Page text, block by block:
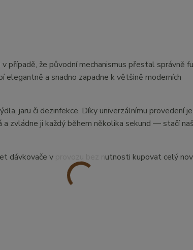
případě, že původní mechanismus přestal správně
elegantně a snadno zapadne k většině moderních
jaru či dezinfekce. Díky univerzálnímu provedení je
zvládne ji každý během několika sekund — stačí
dávkovače v provozu bez nutnosti kupovat celý